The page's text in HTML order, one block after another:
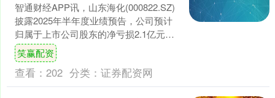
智通财经APP讯，山东海化(000822.SZ)
披露2025年半年度业绩预告，公司预计
归属于上市公司股东的净亏损2.1亿元至
2.9亿元，由盈转亏;扣除非经常性损....
笑赢配资
查看： 202 分类： 证券配资网